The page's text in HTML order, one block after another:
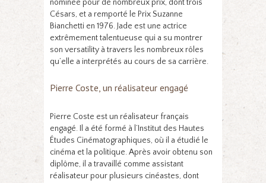
nominée pour de nombreux prix, dont trois
Césars, et a remporté le Prix Suzanne
Bianchetti en 1976. Jade est une actrice
extrêmement talentueuse qui a su montrer
son versatility à travers les nombreux rôles
qu’elle a interprétés au cours de sa carrière.
Pierre Coste, un réalisateur engagé
Pierre Coste est un réalisateur français
engagé. Il a été formé à l’Institut des Hautes
Études Cinématographiques, où il a étudié le
cinéma et la politique. Après avoir obtenu son
diplôme, il a travaillé comme assistant
réalisateur pour plusieurs cinéastes, dont